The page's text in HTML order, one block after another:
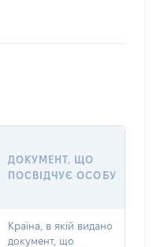
ДОКУМЕНТ, ЩО
ПОСВІДЧУЄ ОСОБУ
Країна, в якій видано
документ, що